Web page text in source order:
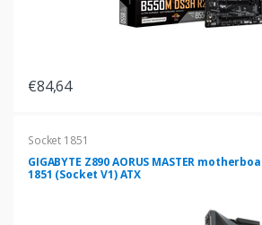
€84,64
Socket 1851
GIGABYTE Z890 AORUS MASTER
1851 (Socket V1) ATX